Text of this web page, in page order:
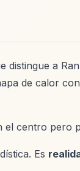
distingue a
de calor
el centro pero
Es